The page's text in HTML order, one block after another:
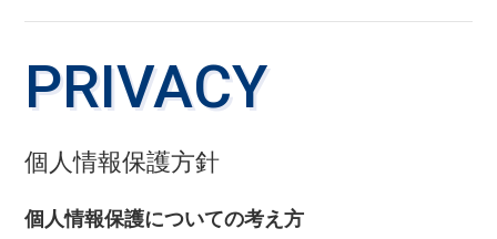
PRIVACY
個人情報保護方針
個人情報保護についての考え方